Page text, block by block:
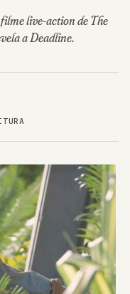
live-action de The
a Deadline.